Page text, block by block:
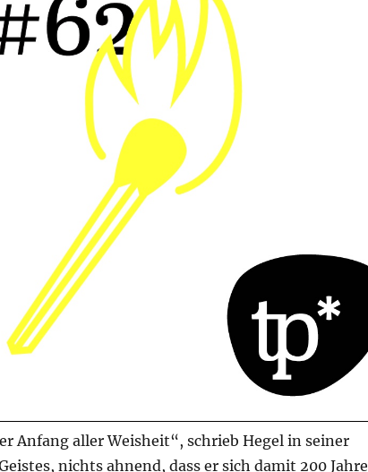
Anfang aller Weisheit“, schrieb Hegel in seiner
nichts ahnend, dass er sich damit 200 Jahre